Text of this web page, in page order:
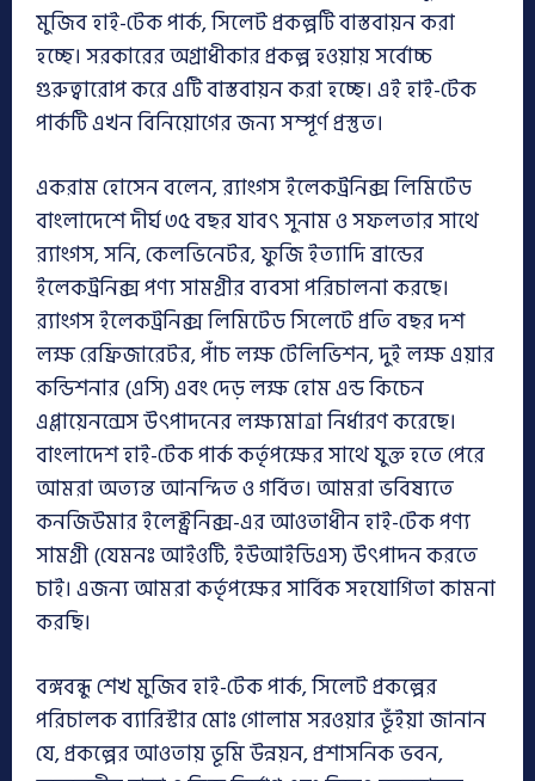
মুজিব হাই-টেক পার্ক, সিলেট প্রকল্পটি বাস্তবায়ন করা
হচ্ছে। সরকারের অগ্রাধীকার প্রকল্প হওয়ায় সর্বোচ্চ
গুরুত্বারোপ করে এটি বাস্তবায়ন করা হচ্ছে। এই হাই-টেক
পার্কটি এখন বিনিয়োগের জন্য সম্পূর্ণ প্রস্তুত।
একরাম হোসেন বলেন, র‌্যাংগস ইলেকট্রনিক্স লিমিটেড
বাংলাদেশে দীর্ঘ ৩৫ বছর যাবৎ সুনাম ও সফলতার সাথে
র‌্যাংগস, সনি, কেলভিনেটর, ফুজি ইত্যাদি ব্রান্ডের
ইলেকট্রনিক্স পণ্য সামগ্রীর ব্যবসা পরিচালনা করছে।
র‌্যাংগস ইলেকট্রনিক্স লিমিটেড সিলেটে প্রতি বছর দশ
লক্ষ রেফ্রিজারেটর, পাঁচ লক্ষ টেলিভিশন, দুই লক্ষ এয়ার
কন্ডিশনার (এসি) এবং দেড় লক্ষ হোম এন্ড কিচেন
এপ্লায়েনন্সেস উৎপাদনের লক্ষ্যমাত্রা নির্ধারণ করেছে।
বাংলাদেশ হাই-টেক পার্ক কর্তৃপক্ষের সাথে যুক্ত হতে পেরে
আমরা অত্যন্ত আনন্দিত ও গর্বিত। আমরা ভবিষ্যতে
কনজিউমার ইলেক্ট্রনিক্স-এর আওতাধীন হাই-টেক পণ্য
সামগ্রী (যেমনঃ আইওটি, ইউআইডিএস) উৎপাদন করতে
চাই। এজন্য আমরা কর্তৃপক্ষের সার্বিক সহযোগিতা কামনা
করছি।
বঙ্গবন্ধু শেখ মুজিব হাই-টেক পার্ক, সিলেট প্রকল্পের
পরিচালক ব্যারিস্টার মোঃ গোলাম সরওয়ার ভূঁইয়া জানান
যে, প্রকল্পের আওতায় ভূমি উন্নয়ন, প্রশাসনিক ভবন,